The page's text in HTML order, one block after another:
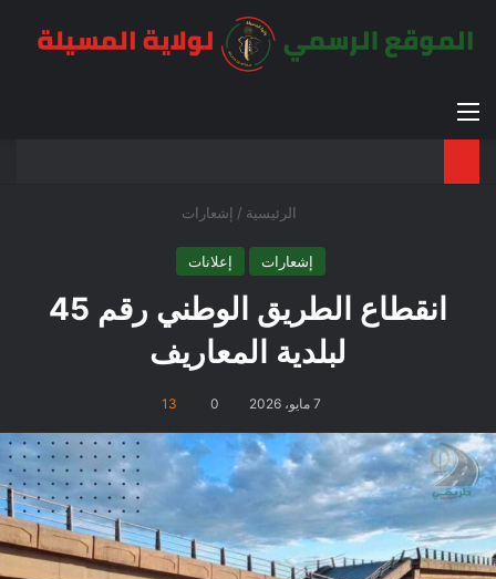
القائمة
الرئيسية / إشعارات
إشعارات إعلانات
انقطاع الطريق الوطني رقم 45
لبلدية المعاريف
7 مايو، 2026 0
13